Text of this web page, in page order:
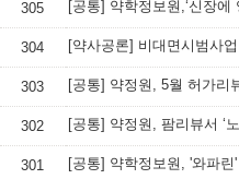
305 [공통] 약학정보원,‘신장에
304 [약사공론] 비대면시범사
303 [공통] 약정원, 5월 허가리
302 [공통] 약정원, 팜리뷰서 ‘
301 [공통] 약학정보원, '와파